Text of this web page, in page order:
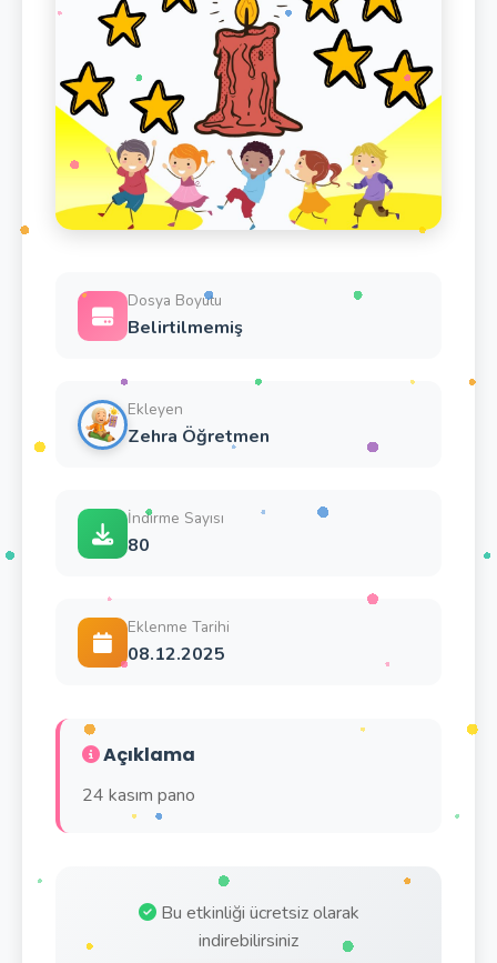
Dosya Boyutu
Belirtilmemiş
Ekleyen
Zehra Öğretmen
İndirme Sayısı
80
Eklenme Tarihi
08.12.2025
Açıklama
24 kasım pano
Bu etkinliği ücretsiz olarak
indirebilirsiniz